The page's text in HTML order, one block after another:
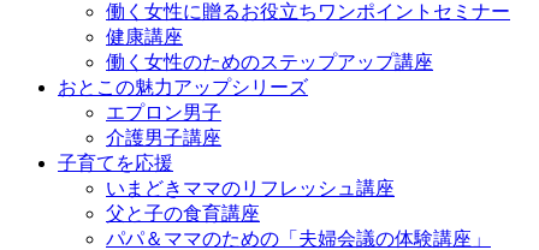
働く女性に贈るお役立ちワンポイントセミナー
健康講座
働く女性のためのステップアップ講座
おとこの魅力アップシリーズ
エプロン男子
介護男子講座
子育てを応援
いまどきママのリフレッシュ講座
父と子の食育講座
パパ＆ママのための「夫婦会議の体験講座」